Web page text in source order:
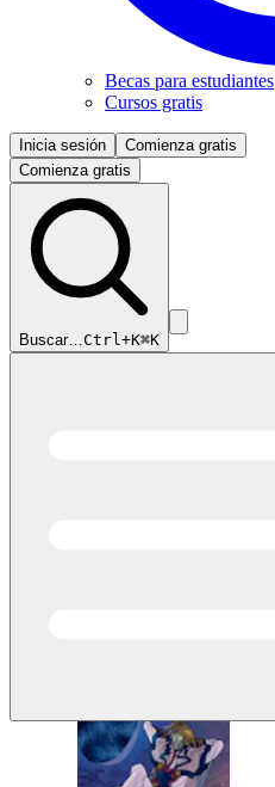
Becas para estudiantes
Cursos gratis
Inicia sesión
Comienza gratis
Comienza gratis
Buscar…Ctrl+K⌘K